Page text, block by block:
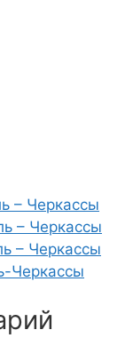
– Черкассы
– Черкассы
– Черкассы
Черкассы